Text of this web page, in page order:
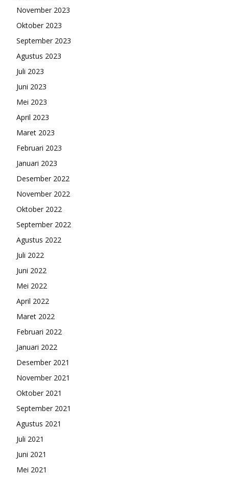
November 2023
Oktober 2023
September 2023
Agustus 2023
Juli 2023
Juni 2023
Mei 2023
April 2023
Maret 2023
Februari 2023
Januari 2023
Desember 2022
November 2022
Oktober 2022
September 2022
Agustus 2022
Juli 2022
Juni 2022
Mei 2022
April 2022
Maret 2022
Februari 2022
Januari 2022
Desember 2021
November 2021
Oktober 2021
September 2021
Agustus 2021
Juli 2021
Juni 2021
Mei 2021